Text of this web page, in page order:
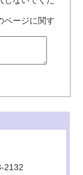
ページに関す
2132